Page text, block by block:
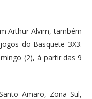
Arthur Alvim, também
do Basquete 3X3.
(2), à partir das 9
Amaro, Zona Sul,